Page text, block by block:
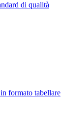
di qualità
formato tabellare